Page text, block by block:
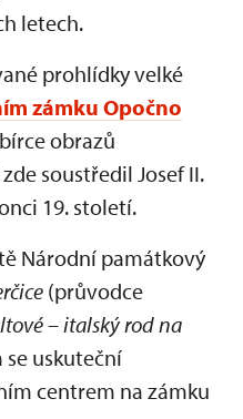
letech.
prohlídky velké
zámku Opočno
obrazů
soustředil Josef II.
19. století.
Národní památkový
(průvodce
– italský rod na
se uskuteční
centrem na zámku